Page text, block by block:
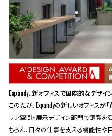
Expandy、新オフィスで国際的なデザイ
このたび、Expandyの新しいオフィスが「
リア空間・展示デザイン部門で銅賞を
ちろん、日々の仕事を支える機能性や